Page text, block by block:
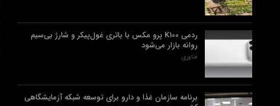
ردمی K100 پرو مکس با باتری غول‌پیکر و شارژ بی‌سیم
روانه بازار می‌شود
فناوری
برنامه سازمان غذا و دارو برای توسعه شبکه آزمایشگاهی